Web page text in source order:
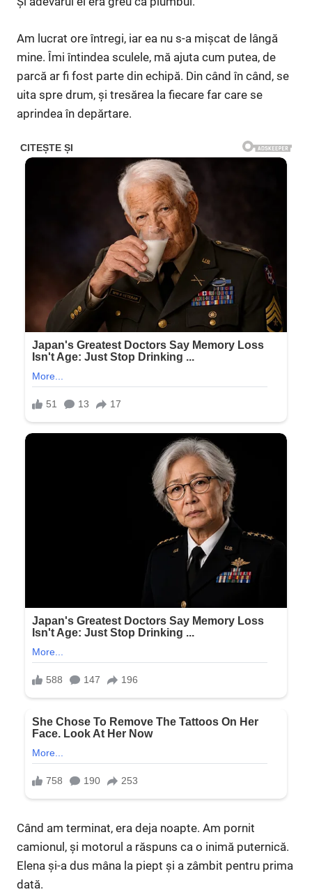
Am lucrat ore întregi, iar ea nu s-a mișcat de lângă
mine. Îmi întindea sculele, mă ajuta cum putea, de
parcă ar fi fost parte din echipă. Din când în când, se
uita spre drum, și tresărea la fiecare far care se
aprindea în depărtare.
Când am terminat, era deja noapte. Am pornit
camionul, și motorul a răspuns ca o inimă puternică.
Elena și-a dus mâna la piept și a zâmbit pentru prima
dată.